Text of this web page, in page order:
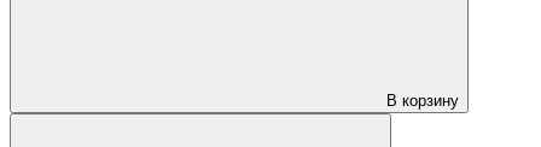
В корзину